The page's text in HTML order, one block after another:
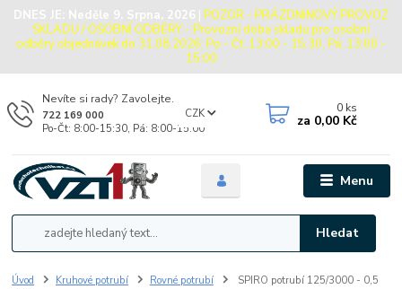
DNES JE: Neděle 9. Srpna, 2026 | POZOR - PRÁZDNINOVÝ PROVOZ
SKLADU / OSOBNÍ ODBĚRY - Provozní doba skladu pro osobní
odběry objednávek do 31.08.2026: Po - Čt: 13:00 - 15:30, Pá: 13:00 -
15:00
Menu
CZK
Hledat
Nevíte si rady? Zavolejte.
722 169 000
Po-Čt: 8:00-15:30, Pá: 8:00-15:00
0 ks
za 0,00 Kč
Úvod Kruhové potrubí Rovné potrubí
SPIRO potrubí 125/3000 - 0,5